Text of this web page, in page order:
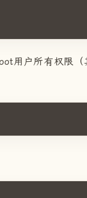
用户所有权限